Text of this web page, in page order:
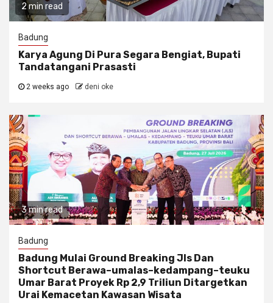
2 min read
Badung
Karya Agung Di Pura Segara Bengiat, Bupati
Tandatangani Prasasti
2 weeks ago deni oke
3 min read
Badung
Badung Mulai Ground Breaking Jls Dan
Shortcut Berawa–umalas–kedampang–teuku
Umar Barat Proyek Rp 2,9 Triliun Ditargetkan
Urai Kemacetan Kawasan Wisata